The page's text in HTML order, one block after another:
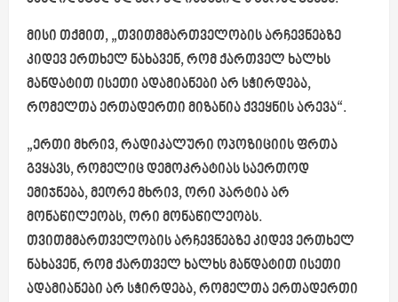
მისი თქმით, „თვითმმართველობის არჩევნებზე
კიდევ ერთხელ ნახავენ, რომ ქართველ ხალხს
მანდატით ისეთი ადამიანები არ სჭირდება,
რომელთა ერთადერთი მიზანია ქვეყნის არევა“.
„ერთი მხრივ, რადიკალური ოპოზიციის ფრთა
გვყავს, რომელიც დემოკრატიას საერთოდ
ემიჯნება, მეორე მხრივ, ორი პარტია არ
მონაწილეობს, ორი მონაწილეობს.
თვითმმართველობის არჩევნებზე კიდევ ერთხელ
ნახავენ, რომ ქართველ ხალხს მანდატით ისეთი
ადამიანები არ სჭირდება, რომელთა ერთადერთი